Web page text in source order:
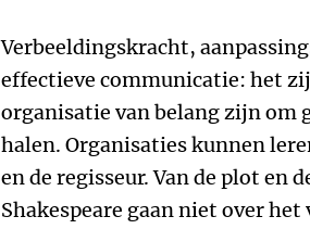
Verbeeldingskracht,
effectieve communicatie: het
organisatie van belang zijn om
halen. Organisaties kunnen
en de regisseur. Van de plot en
Shakespeare gaan niet over